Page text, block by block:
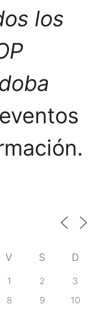
los
V S D
1 2
3
8 9
10